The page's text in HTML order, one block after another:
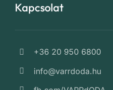
Kapcsolat
+36 20 950 6800
info@varrdoda.hu